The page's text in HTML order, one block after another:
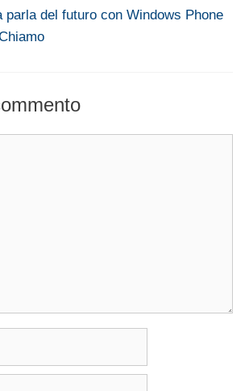
parla del futuro con Windows Phone